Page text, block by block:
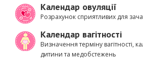
Календар овуляції
Розрахунок сприятливих для
Календар вагітності
Визначення терміну вагітності,
дитини та медобстежень